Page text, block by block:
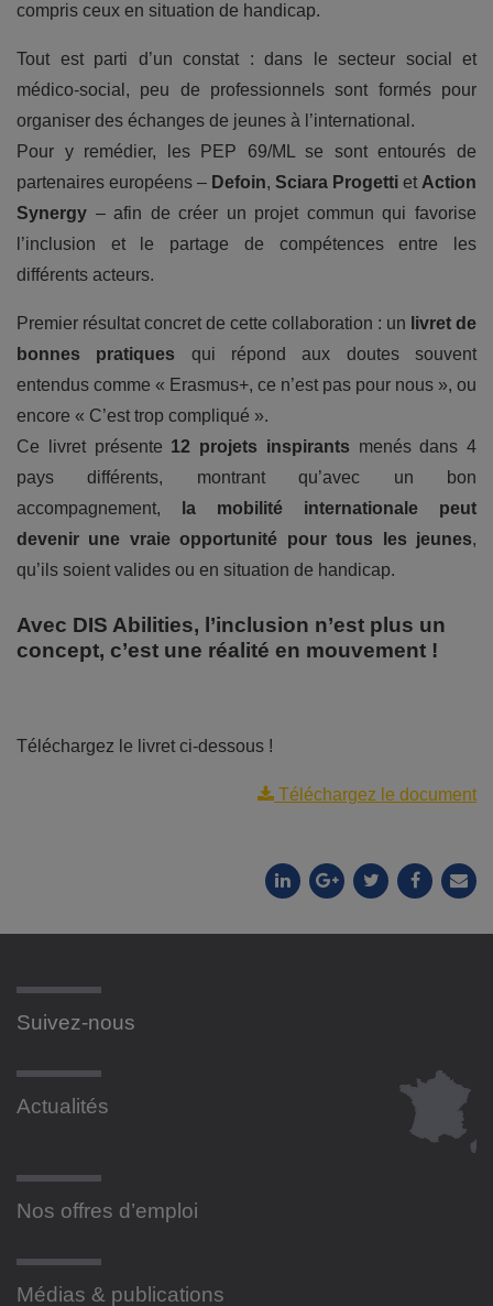
compris ceux en situation de handicap.
Tout est parti d’un constat : dans le secteur social et
médico-social, peu de professionnels sont formés pour
organiser des échanges de jeunes à l’international.
Pour y remédier, les PEP 69/ML se sont entourés de
partenaires européens – Defoin, Sciara Progetti et Action
Synergy – afin de créer un projet commun qui favorise
l’inclusion et le partage de compétences entre les
différents acteurs.
Premier résultat concret de cette collaboration : un livret de
bonnes pratiques qui répond aux doutes souvent
entendus comme « Erasmus+, ce n’est pas pour nous », ou
encore « C’est trop compliqué ».
Ce livret présente 12 projets inspirants menés dans 4
pays différents, montrant qu’avec un bon
accompagnement,
la mobilité internationale peut
devenir une vraie opportunité pour tous les jeunes,
qu’ils soient valides ou en situation de handicap.
Avec DIS Abilities, l’inclusion n’est plus un
concept, c’est une réalité en mouvement !
Téléchargez le livret ci-dessous !
Téléchargez le document
Suivez-nous
Actualités
Nos offres d’emploi
Médias & publications